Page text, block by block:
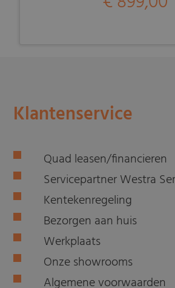
Klantenservice
Quad leasen/financieren
Servicepartner Westra
Kentekenregeling
Bezorgen aan huis
Werkplaats
Onze showrooms
Algemene voorwaarden